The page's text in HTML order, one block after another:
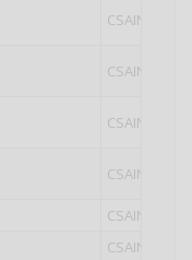
CSAIN
CSAIN
CSAIN
CSAIN
CSAIN
CSAIN